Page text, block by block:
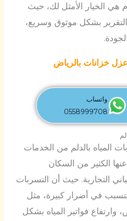
هي الخيار الأمثل لك، حيث
بشكل موثوق وسريع،
خزانات بالرياض
واتساب
0558999708
المياه بالدلم من الخدمات
الكثير من السكان
التجارية. حيث أن التسربات
في أضرار كبيرة، مثل
وارتفاع فواتير المياه بشكل